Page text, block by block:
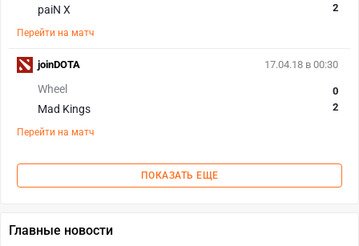
paiN X
2
Перейти на матч
17.04.18 в 00:30
Wheel
Mad Kings
0
2
Перейти на матч
joinDOTA
ПОКАЗАТЬ ЕЩЕ
Главные новости